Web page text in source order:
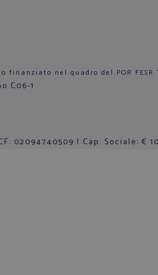
finanziato nel quadro del POR
02094740509 | Cap. Sociale: €